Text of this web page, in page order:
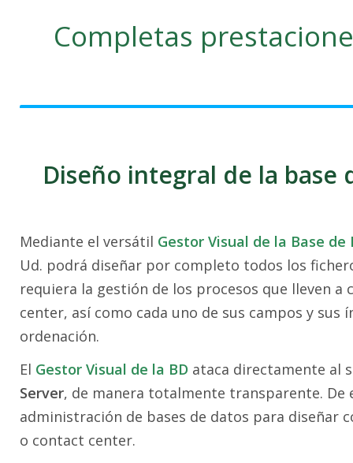
Completas
Diseño integral de la base
Mediante el versátil Gestor Visual de la Base
Ud. podrá diseñar por completo todos los
requiera la gestión de los procesos que lleven a
center, así como cada uno de sus campos y sus
ordenación.
El Gestor Visual de la BD ataca directamente al
Server, de manera totalmente transparente.
administración de bases de datos para diseñar
o contact center.